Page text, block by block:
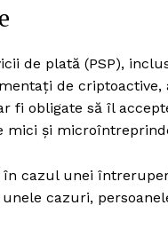
de plată (PSP),
de
fi obligate să îl
și
cazul unei
cazuri,